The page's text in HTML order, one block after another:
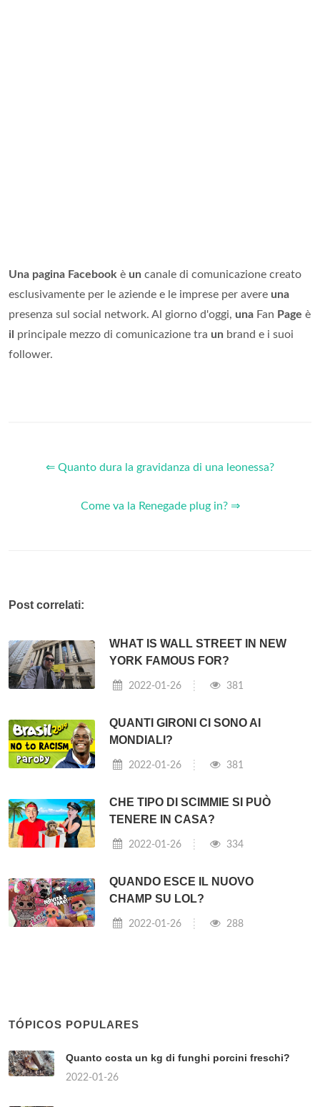
Una pagina Facebook è un canale di comunicazione creato
esclusivamente per le aziende e le imprese per avere una
presenza sul social network. Al giorno d'oggi, una Fan Page è
il principale mezzo di comunicazione tra un brand e i suoi
follower.
⇐ Quanto dura la gravidanza di una leonessa?
Come va la Renegade plug in? ⇒
Post correlati:
WHAT IS WALL STREET IN NEW
YORK FAMOUS FOR?
2022-01-26 381
QUANTI GIRONI CI SONO AI
MONDIALI?
2022-01-26 381
CHE TIPO DI SCIMMIE SI PUÒ
TENERE IN CASA?
2022-01-26 334
QUANDO ESCE IL NUOVO
CHAMP SU LOL?
2022-01-26 288
TÓPICOS POPULARES
Quanto costa un kg di funghi porcini freschi?
2022-01-26